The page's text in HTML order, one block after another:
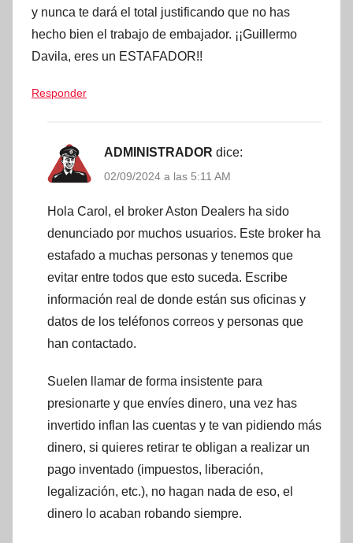
y nunca te dará el total justificando que no has
hecho bien el trabajo de embajador. ¡¡Guillermo
Davila, eres un ESTAFADOR!!
Responder
ADMINISTRADOR dice:
02/09/2024 a las 5:11 AM
Hola Carol, el broker Aston Dealers ha sido
denunciado por muchos usuarios. Este broker ha
estafado a muchas personas y tenemos que
evitar entre todos que esto suceda. Escribe
información real de donde están sus oficinas y
datos de los teléfonos correos y personas que
han contactado.
Suelen llamar de forma insistente para
presionarte y que envíes dinero, una vez has
invertido inflan las cuentas y te van pidiendo más
dinero, si quieres retirar te obligan a realizar un
pago inventado (impuestos, liberación,
legalización, etc.), no hagan nada de eso, el
dinero lo acaban robando siempre.